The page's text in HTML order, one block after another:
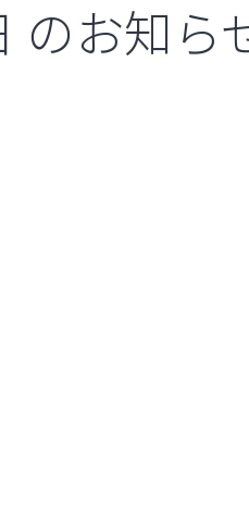
のお知ら